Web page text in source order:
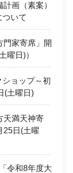
画（素案）
いて
門家寄席」開
曜日)）
ショップ～初
(土曜日)
天満天神寄
25日(土曜
令和8年度大